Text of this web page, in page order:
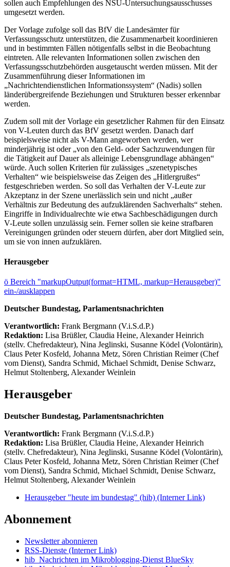
sollen auch Empfehlungen des NSU-Untersuchungsausschusses
umgesetzt werden.
Der Vorlage zufolge soll das BfV die Landesämter für
Verfassungsschutz unterstützen, die Zusammenarbeit koordinieren
und in bestimmten Fällen nötigenfalls selbst in die Beobachtung
eintreten. Alle relevanten Informationen sollen zwischen den
Verfassungsschutzbehörden ausgetauscht werden müssen. Mit der
Zusammenführung dieser Informationen im
„Nachrichtendienstlichen Informationssystem“ (Nadis) sollen
länderübergreifende Beziehungen und Strukturen besser erkennbar
werden.
Zudem soll mit der Vorlage ein gesetzlicher Rahmen für den Einsatz
von V-Leuten durch das BfV gesetzt werden. Danach darf
beispielsweise nicht als V-Mann angeworben werden, wer
minderjährig ist oder „von den Geld- oder Sachzuwendungen für
die Tätigkeit auf Dauer als alleinige Lebensgrundlage abhängen“
würde. Auch sollen Kriterien für zulässiges „szenetypisches
Verhalten“ wie beispielsweise das Zeigen des „Hitlergrußes“
festgeschrieben werden. So soll das Verhalten der V-Leute zur
Akzeptanz in der Szene unerlässlich sein und nicht „außer
Verhältnis zur Bedeutung des aufzuklärenden Sachverhalts“ stehen.
Eingriffe in Individualrechte wie etwa Sachbeschädigungen durch
V-Leute sollen unzulässig sein. Ferner sollen sie keine strafbaren
Vereinigungen gründen oder steuern dürfen, aber dort Mitglied sein,
um sie von innen aufzuklären.
Herausgeber
ö Bereich "markupOutput(format=HTML, markup=Herausgeber)"
ein-/ausklappen
Deutscher Bundestag, Parlamentsnachrichten
Verantwortlich: Frank Bergmann (V.i.S.d.P.)
Redaktion: Lisa Brüßler, Claudia Heine, Alexander Heinrich
(stellv. Chefredakteur), Nina Jeglinski, Susanne Ködel (Volontärin),
Claus Peter Kosfeld, Johanna Metz, Sören Christian Reimer (Chef
vom Dienst), Sandra Schmid, Michael Schmidt, Denise Schwarz,
Helmut Stoltenberg, Alexander Weinlein
Herausgeber
Deutscher Bundestag, Parlamentsnachrichten
Verantwortlich: Frank Bergmann (V.i.S.d.P.)
Redaktion: Lisa Brüßler, Claudia Heine, Alexander Heinrich
(stellv. Chefredakteur), Nina Jeglinski, Susanne Ködel (Volontärin),
Claus Peter Kosfeld, Johanna Metz, Sören Christian Reimer (Chef
vom Dienst), Sandra Schmid, Michael Schmidt, Denise Schwarz,
Helmut Stoltenberg, Alexander Weinlein
Herausgeber "heute im bundestag" (hib) (Interner Link)
Abonnement
Newsletter abonnieren
RSS-Dienste (Interner Link)
hib_Nachrichten im Mikroblogging-Dienst BlueSky